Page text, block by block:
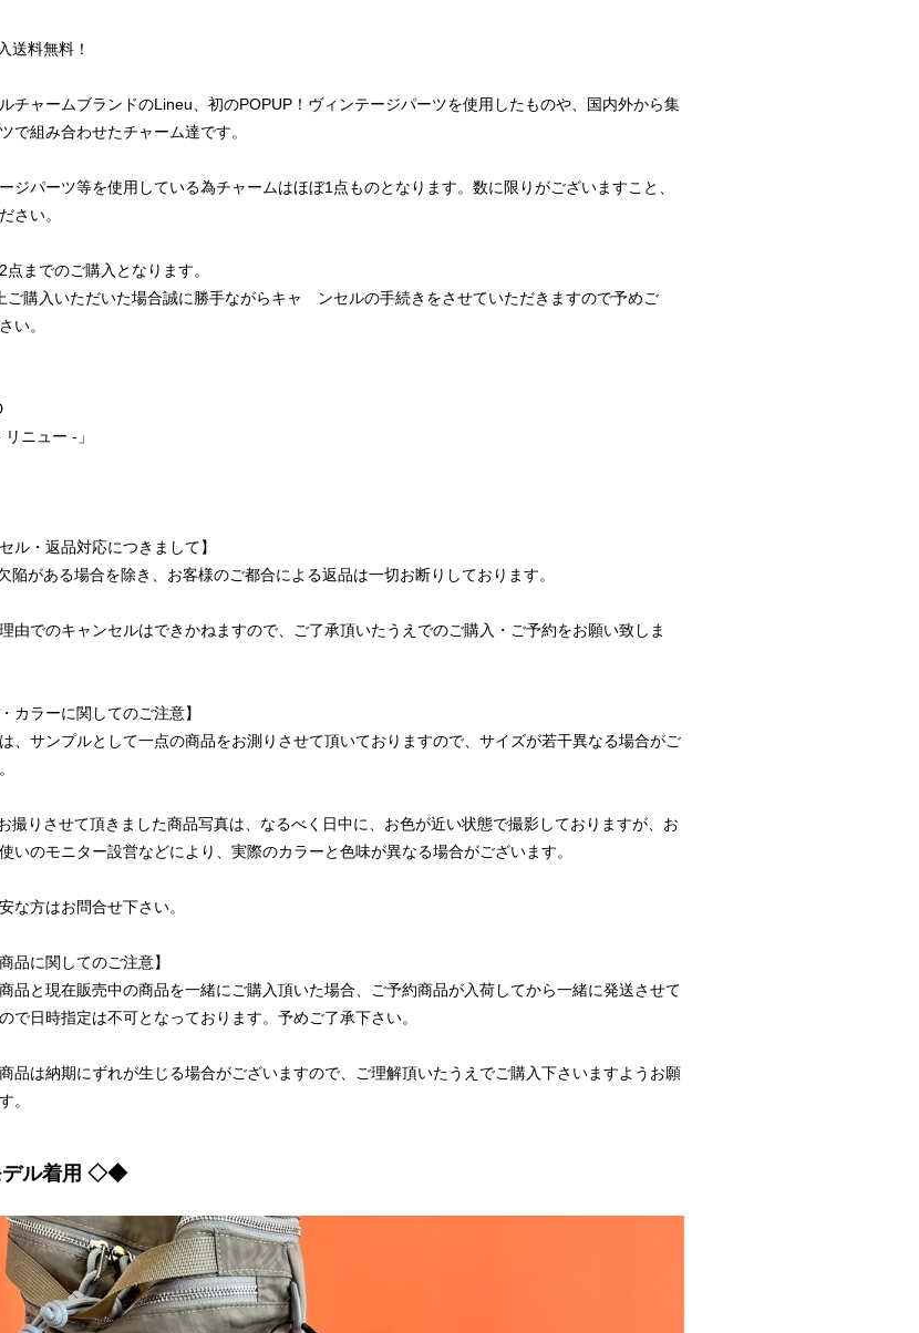
送料無料！
チャームブランドのLineu、初のPOPUP！ヴィンテージパーツを使用したものや、国内外から集
で組み合わせたチャーム達です。
ジパーツ等を使用している為チャームはほぼ1点ものとなります。数に限りがございますこと、
さい。
までのご購入となります。
購入いただいた場合誠に勝手ながらキャ ンセルの手続きをさせていただきますので予めご
い。
リニュー -」
ル・返品対応につきまして】
陥がある場合を除き、お客様のご都合による返品は一切お断りしております。
由でのキャンセルはできかねますので、ご了承頂いたうえでのご購入・ご予約をお願い致しま
カラーに関してのご注意】
、サンプルとして一点の商品をお測りさせて頂いておりますので、サイズが若干異なる場合がご
撮りさせて頂きました商品写真は、なるべく日中に、お色が近い状態で撮影しておりますが、お
いのモニター設営などにより、実際のカラーと色味が異なる場合がございます。
な方はお問合せ下さい。
品に関してのご注意】
品と現在販売中の商品を一緒にご購入頂いた場合、ご予約商品が入荷してから一緒に発送させて
で日時指定は不可となっております。予めご了承下さい。
品は納期にずれが生じる場合がございますので、ご理解頂いたうえでご購入下さいますようお願
。
ル着用 ◇◆